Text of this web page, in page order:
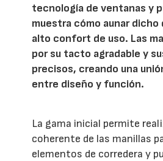
tecnología de ventanas y
muestra cómo aunar dicho
alto confort de uso. Las
por su tacto agradable y
precisos, creando una
entre diseño y función.
La gama inicial permite
coherente de las manillas
elementos de corredera y